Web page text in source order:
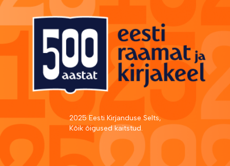
2025 Eesti Kirjanduse Selts,
Kõik õigused kaitstud.